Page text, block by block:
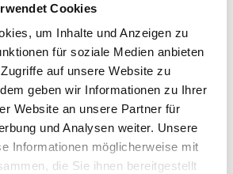
Cookies
um Inhalte und Anzeigen zu
für soziale Medien anbieten
auf unsere Website zu
geben wir Informationen zu Ihrer
Website an unsere Partner für
und Analysen weiter. Unsere
Informationen möglicherweise mit
die Sie ihnen bereitgestellt